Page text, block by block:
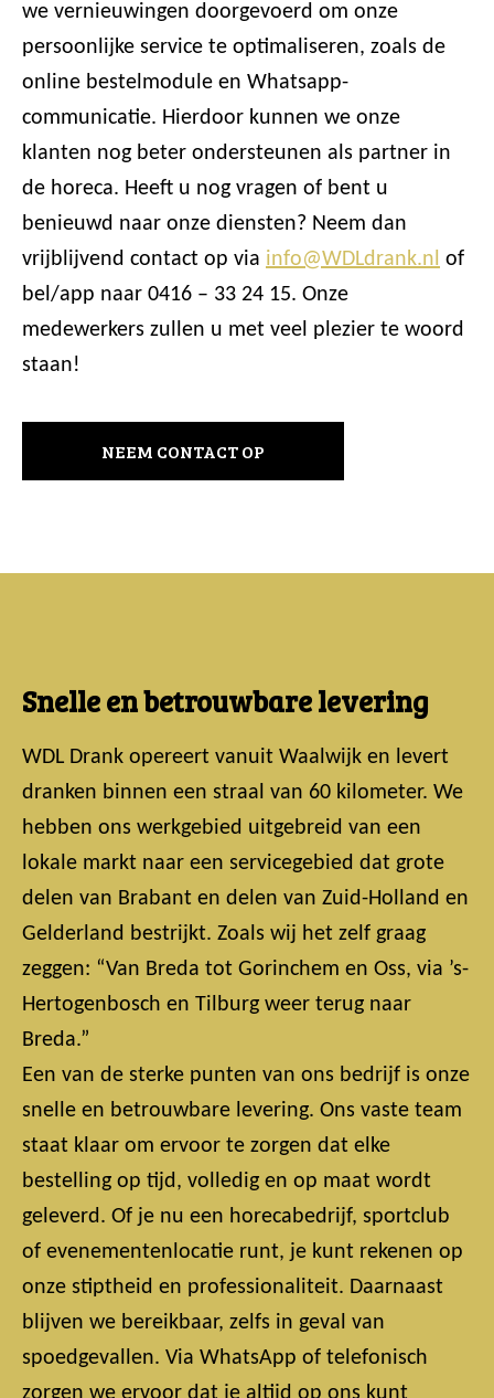
we vernieuwingen doorgevoerd om onze
persoonlijke service te optimaliseren, zoals de
online bestelmodule en Whatsapp-
communicatie. Hierdoor kunnen we onze
klanten nog beter ondersteunen als partner in
de horeca. Heeft u nog vragen of bent u
benieuwd naar onze diensten? Neem dan
vrijblijvend contact op via info@WDLdrank.nl of
bel/app naar 0416 – 33 24 15. Onze
medewerkers zullen u met veel plezier te woord
staan!
NEEM CONTACT OP
Snelle en betrouwbare levering
WDL Drank opereert vanuit Waalwijk en levert
dranken binnen een straal van 60 kilometer. We
hebben ons werkgebied uitgebreid van een
lokale markt naar een servicegebied dat grote
delen van Brabant en delen van Zuid-Holland en
Gelderland bestrijkt. Zoals wij het zelf graag
zeggen: “Van Breda tot Gorinchem en Oss, via ’s-
Hertogenbosch en Tilburg weer terug naar
Breda.”
Een van de sterke punten van ons bedrijf is onze
snelle en betrouwbare levering. Ons vaste team
staat klaar om ervoor te zorgen dat elke
bestelling op tijd, volledig en op maat wordt
geleverd. Of je nu een horecabedrijf, sportclub
of evenementenlocatie runt, je kunt rekenen op
onze stiptheid en professionaliteit. Daarnaast
blijven we bereikbaar, zelfs in geval van
spoedgevallen. Via WhatsApp of telefonisch